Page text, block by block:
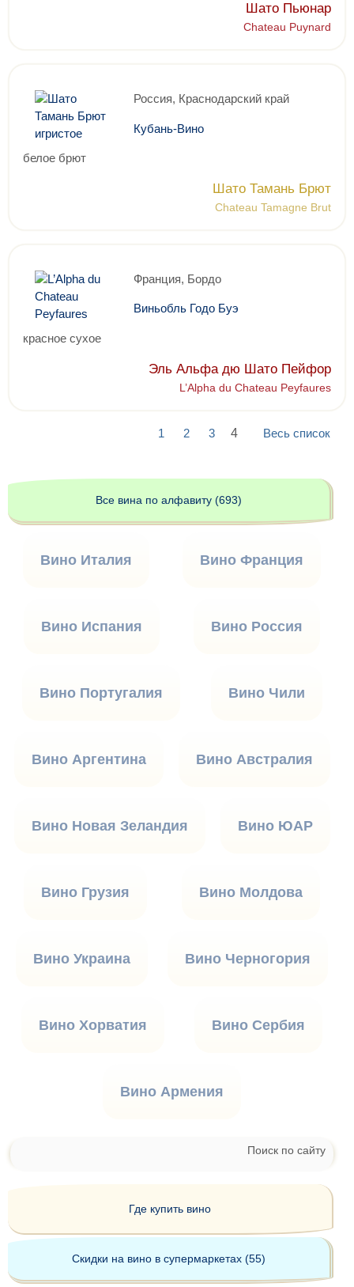
Шато Пьюнар
Chateau Puynard
Россия, Краснодарский край
Кубань-Вино
белое брют
Шато Тамань Брют
Chateau Tamagne Brut
Франция, Бордо
Виньобль Годо Буэ
красное сухое
Эль Альфа дю Шато Пейфор
L’Alpha du Chateau Peyfaures
1 2 3 4 Весь список
Все вина по алфавиту (693)
Вино Италия Вино Франция
Вино Испания Вино Россия
Вино Португалия Вино Чили
Вино Аргентина Вино Австралия
Вино Новая Зеландия Вино ЮАР
Вино Грузия Вино Молдова
Вино Украина Вино Черногория
Вино Хорватия Вино Сербия
Вино Армения
Поиск по сайту
Где купить вино
Скидки на вино в супермаркетах (55)